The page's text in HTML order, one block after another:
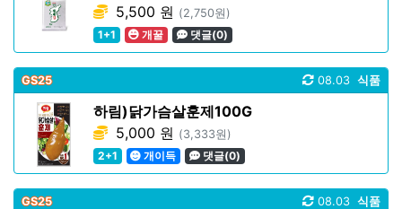
5,500 원 (2,750원)
1+1
개꿀 댓글(0)
GS25 식품
08.03
하림)닭가슴살훈제100G
5,000 원 (3,333원)
2+1
개이득 댓글(0)
GS25 식품
08.03